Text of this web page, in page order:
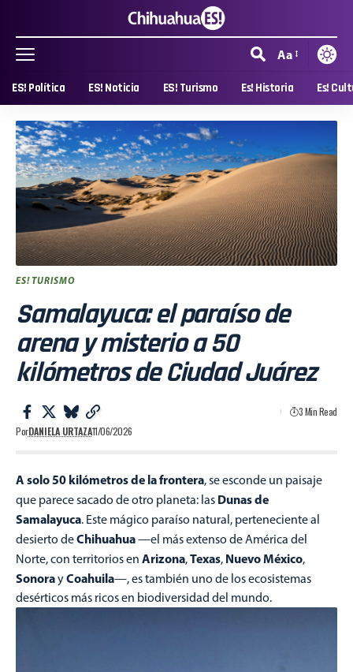
Aa
ES! Política ES! Noticia ES! Turismo Es! Historia Es!
ES! TURISMO
Samalayuca: el paraíso de
arena y misterio a 50
kilómetros de Ciudad Juárez
PorDANIELA URTAZA11/06/2026
3 Min Read
A solo 50 kilómetros de la frontera, se esconde un paisaje
que parece sacado de otro planeta: las Dunas de
Samalayuca. Este mágico paraíso natural, perteneciente al
desierto deChihuahua—el más extenso de América del
Norte, con territorios en Arizona,Texas, Nuevo México,
SonorayCoahuila—, es también uno de los ecosistemas
desérticos más ricos en biodiversidad del mundo.